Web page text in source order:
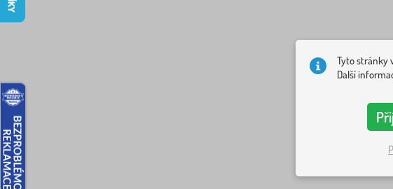
Tyto stránky
Další